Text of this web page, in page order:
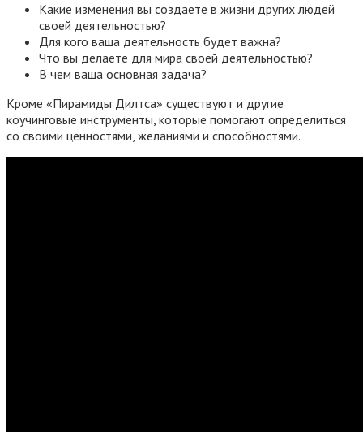
Какие изменения вы создаете в жизни других людей
своей деятельностью?
Для кого ваша деятельность будет важна?
Что вы делаете для мира своей деятельностью?
В чем ваша основная задача?
Кроме «Пирамиды Дилтса» существуют и другие
коучинговые инструменты, которые помогают определиться
со своими ценностями, желаниями и способностями.